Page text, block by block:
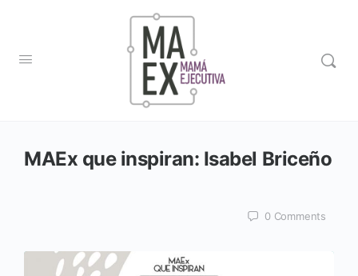
MAEx que inspiran: Isabel Briceño
0 Comments